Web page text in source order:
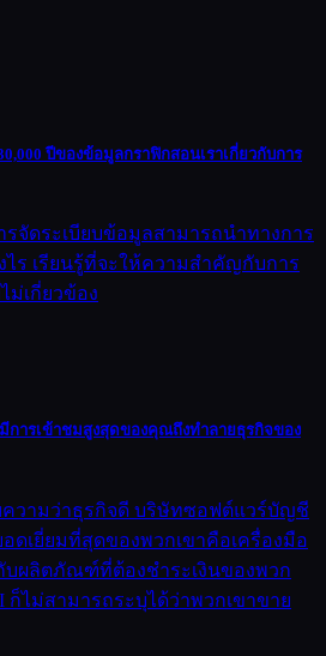
ปีของข้อมูลกราฟิกสอนเราเกี่ยวกับการ
รจัดระเบียบข้อมูลสามารถนำทางการ
ไร เรียนรู้ที่จะให้ความสำคัญกับการ
ม่เกี่ยวข้อง
ารเข้าชมสูงสุดของคุณถึงทำลายธุรกิจของ
ความว่าธุรกิจดี บริษัทซอฟต์แวร์บัญชี
เยี่ยมที่สุดของพวกเขาคือเครื่องมือ
บผลิตภัณฑ์ที่ต้องชำระเงินของพวก
ก็ไม่สามารถระบุได้ว่าพวกเขาขาย